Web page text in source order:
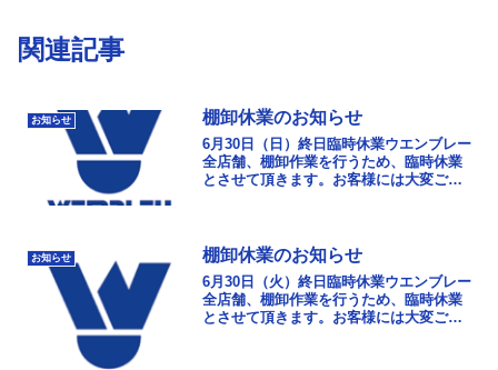
関連記事
お知らせ 棚卸休業のお知らせ
6月30日（日）終日臨時休業ウエンブレー
全店舗、棚卸作業を行うため、臨時休業
とさせて頂きます。お客様には大変ご迷
お知らせ 棚卸休業のお知らせ
6月30日（火）終日臨時休業ウエンブレー
全店舗、棚卸作業を行うため、臨時休業
とさせて頂きます。お客様には大変ご迷